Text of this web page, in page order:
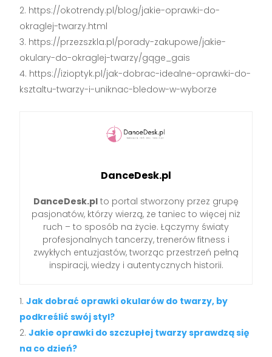
https://okotrendy.pl/blog/jakie-oprawki-do-
okraglej-twarzy.html
https://przezszkla.pl/porady-zakupowe/jakie-
okulary-do-okraglej-twarzy/gqge_gais
https://izioptyk.pl/jak-dobrac-idealne-oprawki-do-
ksztaltu-twarzy-i-uniknac-bledow-w-wyborze
DanceDesk.pl
DanceDesk.pl to portal stworzony przez grupę
pasjonatów, którzy wierzą, że taniec to więcej niż
ruch – to sposób na życie. Łączymy światy
profesjonalnych tancerzy, trenerów fitness i
zwykłych entuzjastów, tworząc przestrzeń pełną
inspiracji, wiedzy i autentycznych historii.
Jak dobrać oprawki okularów do twarzy, by
podkreślić swój styl?
Jakie oprawki do szczupłej twarzy sprawdzą się
na co dzień?